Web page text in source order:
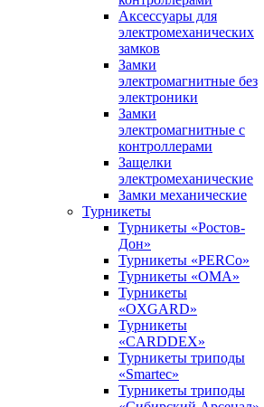
Аксессуары для
электромеханических
замков
Замки
электромагнитные без
электроники
Замки
электромагнитные с
контроллерами
Защелки
электромеханические
Замки механические
Турникеты
Турникеты «Ростов-
Дон»
Турникеты «PERCo»
Турникеты «ОМА»
Турникеты
«OXGARD»
Турникеты
«CARDDEX»
Турникеты триподы
«Smartec»
Турникеты триподы